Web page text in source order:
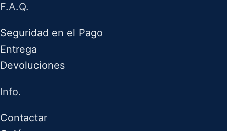
F.A.Q.
Seguridad en el Pago
Entrega
Devoluciones
Info.
Contactar